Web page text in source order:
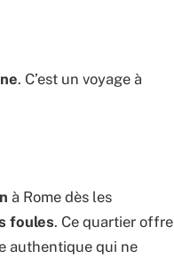
. C’est un voyage à
à Rome dès les
foules. Ce quartier offre
authentique qui ne